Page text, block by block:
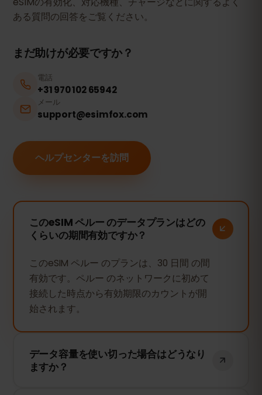
ある質問の回答をご覧ください。
まだ助けが必要ですか？
電話
+31 970 102 65942
メール
support@esimfox.com
ヘルプセンターを訪問
このeSIM ペルー のデータプランはどの
くらいの期間有効ですか？
このeSIM ペルー のプランは、30 日間 の間
有効です。ペルー のネットワークに初めて
接続した時点から有効期限のカウントが開
始されます。
データ容量を使い切った場合はどうなり
ますか？